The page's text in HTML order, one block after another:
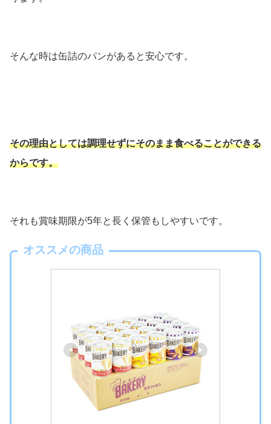
そんな時は缶詰のパンがあると安心です。
その理由としては調理せずにそのまま食べることができる
からです。
それも賞味期限が5年と長く保管もしやすいです。
オススメの商品